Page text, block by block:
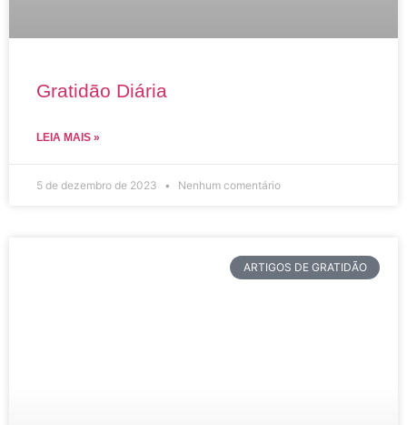
Gratidão Diária
LEIA MAIS »
5 de dezembro de 2023 Nenhum comentário
ARTIGOS DE GRATIDÃO